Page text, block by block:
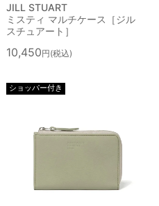
JILL STUART
ミスティ マルチケース［ジル
スチュアート］
10,450 税込
ショッパー付き